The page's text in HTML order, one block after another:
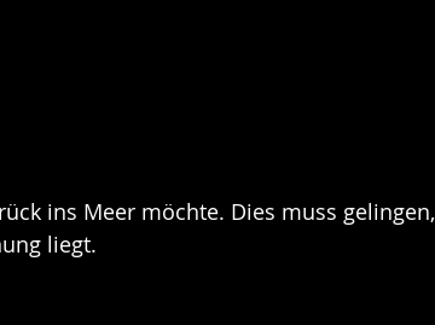
ins Meer möchte. Dies muss gelingen,
liegt.